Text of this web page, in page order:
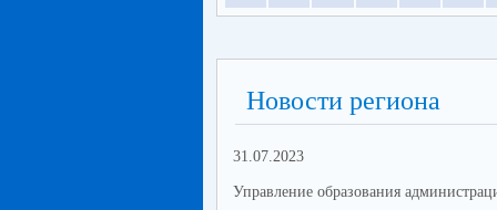
Новости региона
31.07.2023
Управление образования